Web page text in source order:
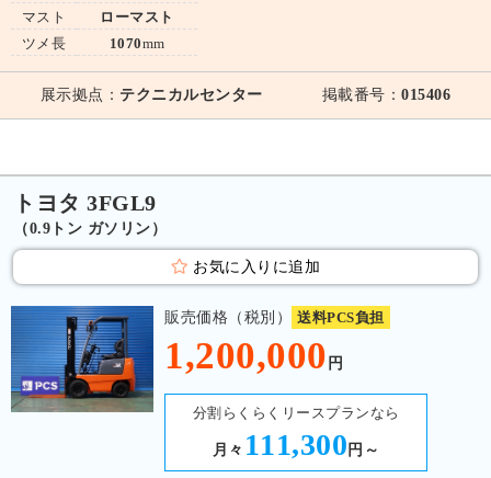
マスト
ツメ長
ローマスト
1070mm
展示拠点： テクニカルセンター 掲載番号：015406
トヨタ 3FGL9
（0.9トン ガソリン）
お気に入りに追加
販売価格（税別） 送料PCS負担
1,200,000 円
分割らくらくリースプランなら
月々 111,300 円～